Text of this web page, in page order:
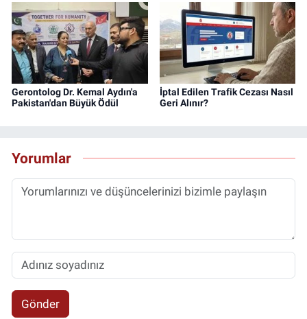
Gerontolog Dr. Kemal Aydın'a
Pakistan'dan Büyük Ödül
İptal Edilen Trafik Cezası Nasıl
Geri Alınır?
Yorumlar
Gönder